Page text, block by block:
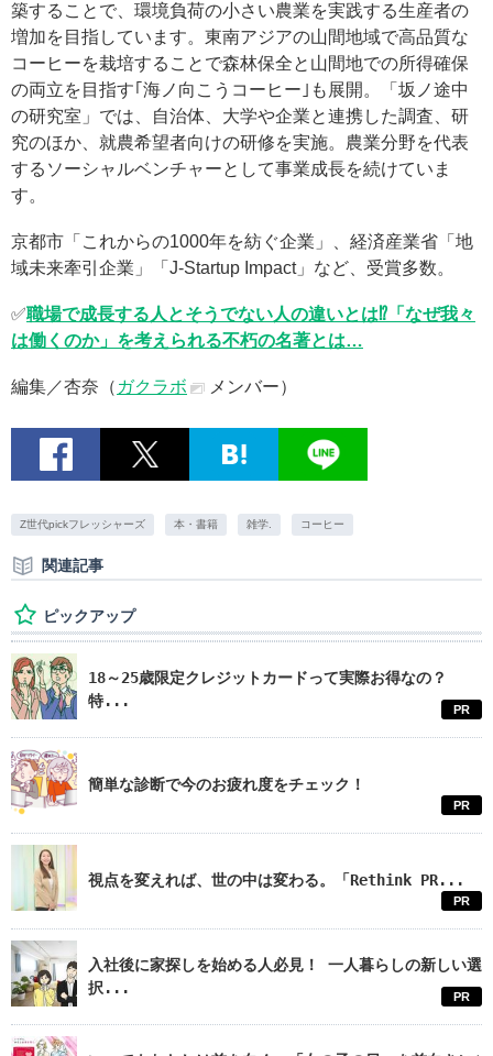
築することで、環境負荷の小さい農業を実践する生産者の
増加を目指しています。東南アジアの山間地域で高品質な
コーヒーを栽培することで森林保全と山間地での所得確保
の両立を目指す｢海ノ向こうコーヒー｣も展開。「坂ノ途中
の研究室」では、自治体、大学や企業と連携した調査、研
究のほか、就農希望者向けの研修を実施。農業分野を代表
するソーシャルベンチャーとして事業成長を続けていま
す。
京都市「これからの1000年を紡ぐ企業」、経済産業省「地
域未来牽引企業」「J-Startup Impact」など、受賞多数。
✅職場で成長する人とそうでない人の違いとは⁉「なぜ我々
は働くのか」を考えられる不朽の名著とは…
編集／杏奈（ ガクラボ メンバー）
Z世代pickフレッシャーズ 本・書籍 雑学. コーヒー
関連記事
ピックアップ
18～25歳限定クレジットカードって実際お得なの？
特...
PR
簡単な診断で今のお疲れ度をチェック！
PR
視点を変えれば、世の中は変わる。「Rethink PR...
PR
入社後に家探しを始める人必見！ 一人暮らしの新しい選
択...
PR